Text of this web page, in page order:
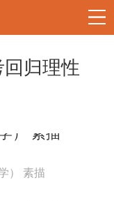
回归理性
） 素描